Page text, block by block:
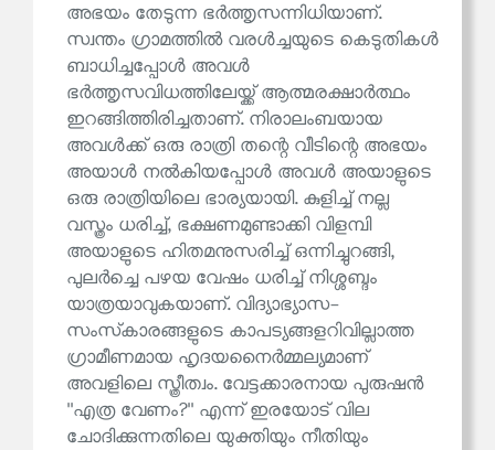
അഭയം തേടുന്ന ഭർത്തൃസന്നിധിയാണ്.
സ്വന്തം ഗ്രാമത്തിൽ വരൾച്ചയുടെ കെടുതികൾ
ബാധിച്ചപ്പോൾ അവൾ
ഭർത്തൃസവിധത്തിലേയ്ക്ക് ആത്മരക്ഷാർത്ഥം
ഇറങ്ങിത്തിരിച്ചതാണ്. നിരാലംബയായ
അവൾക്ക് ഒരു രാത്രി തന്റെ വീടിന്റെ അഭയം
അയാൾ നൽകിയപ്പോൾ അവൾ അയാളുടെ
ഒരു രാത്രിയിലെ ഭാര്യയായി. കുളിച്ച് നല്ല
വസ്ത്രം ധരിച്ച്, ഭക്ഷണമുണ്ടാക്കി വിളമ്പി
അയാളുടെ ഹിതമനുസരിച്ച് ഒന്നിച്ചുറങ്ങി,
പുലർച്ചെ പഴയ വേഷം ധരിച്ച് നിശ്ശബ്ദം
യാത്രയാവുകയാണ്. വിദ്യാഭ്യാസ-
സംസ്‌കാരങ്ങളുടെ കാപട്യങ്ങളറിവില്ലാത്ത
ഗ്രാമീണമായ ഹൃദയനൈർമ്മല്യമാണ്
അവളിലെ സ്ത്രീത്വം. വേട്ടക്കാരനായ പുരുഷൻ
''എത്ര വേണം?'' എന്ന് ഇരയോട് വില
ചോദിക്കുന്നതിലെ യുക്തിയും നീതിയും